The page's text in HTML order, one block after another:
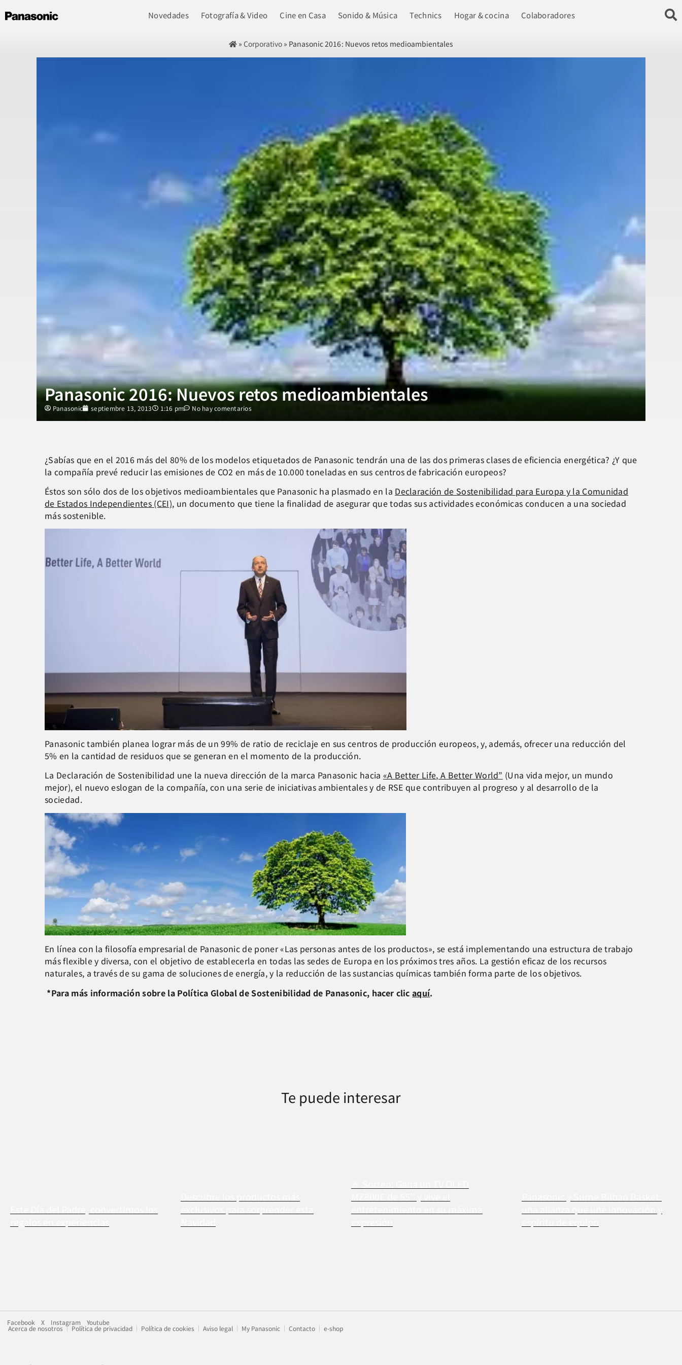
Novedades Fotografía & Video Cine en Casa Sonido & Música Technics Hogar & cocina Colaboradores
» Corporativo » Panasonic 2016: Nuevos retos medioambientales
Panasonic 2016: Nuevos retos medioambientales
Panasonic septiembre 13, 2013 1:16 pm No hay comentarios
¿Sabías que en el 2016 más del 80% de los modelos etiquetados de Panasonic tendrán una de las dos primeras clases de eficiencia energética? ¿Y que
la compañía prevé reducir las emisiones de CO2 en más de 10.000 toneladas en sus centros de fabricación europeos?
Éstos son sólo dos de los objetivos medioambientales que Panasonic ha plasmado en la Declaración de Sostenibilidad para Europa y la Comunidad
de Estados Independientes (CEI), un documento que tiene la finalidad de asegurar que todas sus actividades económicas conducen a una sociedad
más sostenible.
Panasonic también planea lograr más de un 99% de ratio de reciclaje en sus centros de producción europeos, y, además, ofrecer una reducción del
5% en la cantidad de residuos que se generan en el momento de la producción.
La Declaración de Sostenibilidad une la nueva dirección de la marca Panasonic hacia «A Better Life, A Better World” (Una vida mejor, un mundo
mejor), el nuevo eslogan de la compañía, con una serie de iniciativas ambientales y de RSE que contribuyen al progreso y al desarrollo de la
sociedad.
En línea con la filosofía empresarial de Panasonic de poner «Las personas antes de los productos», se está implementando una estructura de trabajo
más flexible y diversa, con el objetivo de establecerla en todas las sedes de Europa en los próximos tres años. La gestión eficaz de los recursos
naturales, a través de su gama de soluciones de energía, y la reducción de las sustancias químicas también forma parte de los objetivos.
*Para más información sobre la Política Global de Sostenibilidad de Panasonic, hacer clicaquí.
Te puede interesar
Facebook X Instagram Youtube
Acerca de nosotros Política de privacidad Política de cookies Aviso legal My Panasonic Contacto e-shop